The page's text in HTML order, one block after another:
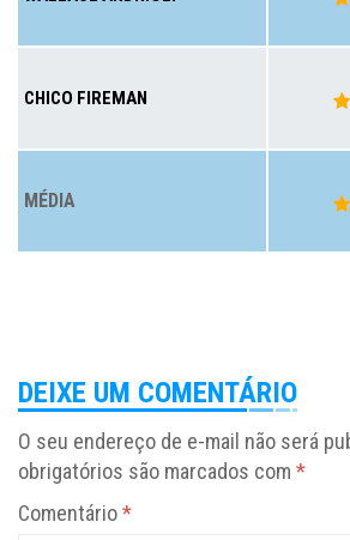
CHICO FIREMAN
MÉDIA
DEIXE UM COMENTÁRIO
O seu endereço de e-mail não será
obrigatórios são marcados com *
Comentário*